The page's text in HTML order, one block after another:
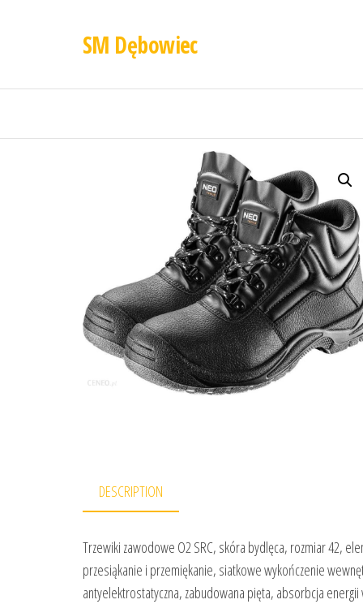
SM Dębowiec
DESCRIPTION
Trzewiki zawodowe O2 SRC, skóra bydlęca, rozmiar 42,
przesiąkanie i przemiękanie, siatkowe wykończenie
antyelektrostatyczna, zabudowana pięta, absorbcja